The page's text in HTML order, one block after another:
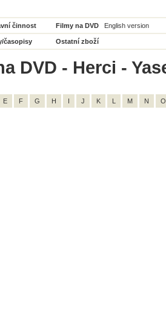
činnost Filmy na DVD English version
časopisy Ostatní zboží
DVD - Herci -
E F G H I J K L M N O